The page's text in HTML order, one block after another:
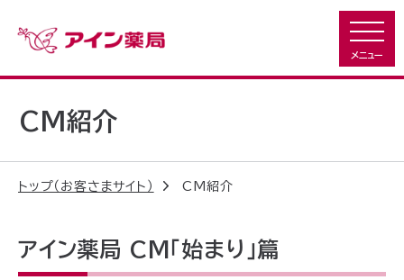
CM紹介
トップ（お客さまサイト） CM紹介
アイン薬局 CM「始まり」篇